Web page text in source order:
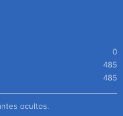
0
485
485
ocultos.